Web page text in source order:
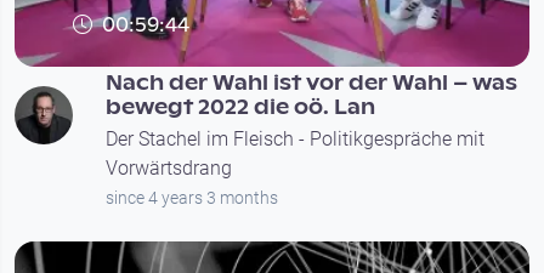
00:59:44
Nach der Wahl ist vor der Wahl – was
bewegt 2022 die oö. Lan
Der Stachel im Fleisch - Politikgespräche mit
Vorwärtsdrang
since 4 years 3 months